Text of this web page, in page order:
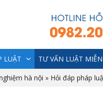
LUẬT TƯ VẤN LUẬT
hà nội » Hỏi đáp pháp